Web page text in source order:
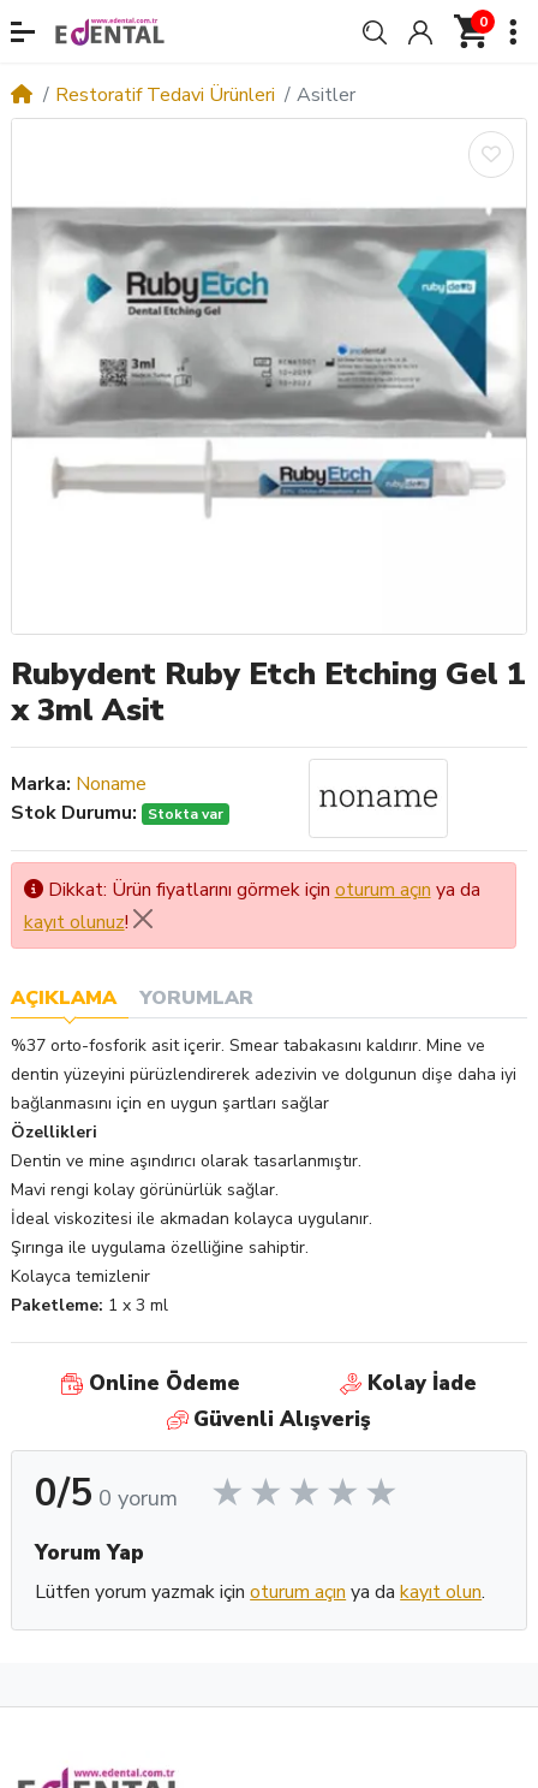
0
Restoratif Tedavi Ürünleri Asitler
Rubydent Ruby Etch Etching Gel 1
x 3ml Asit
Marka: Noname
Stok Durumu:
Stokta var
Dikkat: Ürün fiyatlarını görmek için oturum açın ya da
kayıt olunuz!
AÇIKLAMA YORUMLAR
%37 orto-fosforik asit içerir. Smear tabakasını kaldırır. Mine ve
dentin yüzeyini pürüzlendirerek adezivin ve dolgunun dişe daha iyi
bağlanmasını için en uygun şartları sağlar
Özellikleri
Dentin ve mine aşındırıcı olarak tasarlanmıştır.
Mavi rengi kolay görünürlük sağlar.
İdeal viskozitesi ile akmadan kolayca uygulanır.
Şırınga ile uygulama özelliğine sahiptir.
Kolayca temizlenir
Paketleme: 1 x 3 ml
Online Ödeme
Kolay İade
Güvenli Alışveriş
0/5 0 yorum
Yorum Yap
Lütfen yorum yazmak içinoturum açın ya dakayıt olun.